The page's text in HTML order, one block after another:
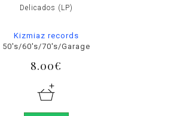
Delicados (LP)
Kizmiaz records
50's/60's/70's/Garage
8.00€